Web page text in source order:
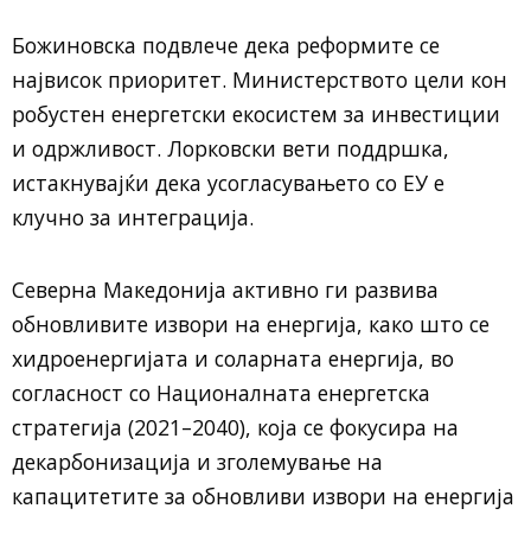
Божиновска подвлече дека реформите се
највисок приоритет. Министерството цели кон
робустен енергетски екосистем за инвестиции
и одржливост. Лорковски вети поддршка,
истакнувајќи дека усогласувањето со ЕУ е
клучно за интеграција.
Северна Македонија активно ги развива
обновливите извори на енергија, како што се
хидроенергијата и соларната енергија, во
согласност со Националната енергетска
стратегија (2021–2040), која се фокусира на
декарбонизација и зголемување на
капацитетите за обновливи извори на енергија